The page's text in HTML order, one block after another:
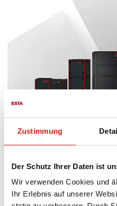
Zustimmung
Der Schutz Ihrer Daten ist
Wir verwenden Cookies und
Ihr Erlebnis auf unserer
ESTA PRODUKTY
CELOSVETOVÉ SLUŽBY
Radi odpovieme na všetky
Vám odborné poradenstvo v